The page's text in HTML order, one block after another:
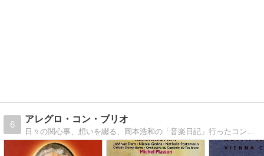
6
アレグロ・コン・ブリオ
日々の関心事、想いを綴る、岡本浩和の「音楽日記」行ったコンサートや聴いた日々のおすすめ音盤を中心に縦横無尽・・・